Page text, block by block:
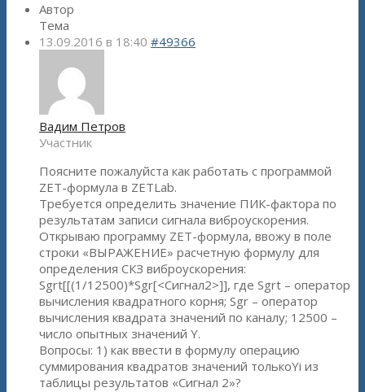
Автор
Тема
13.09.2016 в 18:40 #49366
Вадим Петров
Участник
Поясните пожалуйста как работать с программой
ZET-формула в ZETLab.
Требуется определить значение ПИК-фактора по
результатам записи сигнала виброускорения.
Открываю программу ZET-формула, ввожу в поле
строки «ВЫРАЖЕНИЕ» расчетную формулу для
определения СКЗ виброускорения:
Sgrt[[(1/12500)*Sgr[<Сигнал2>]], где Sgrt – оператор
вычисления квадратного корня; Sgr – оператор
вычисления квадрата значений по каналу; 12500 –
число опытных значений Y.
Вопросы: 1) как ввести в формулу операцию
суммирования квадратов значений толькоYi из
таблицы результатов «Сигнал 2»?